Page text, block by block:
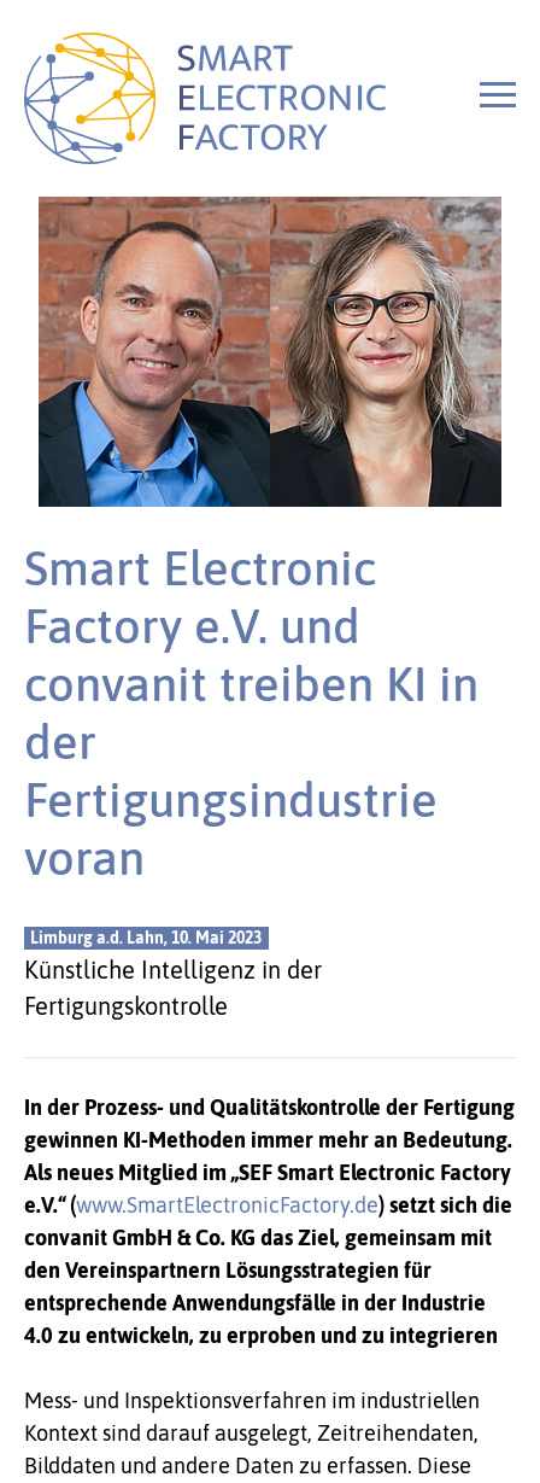
Smart Electronic
Factory e.V. und
convanit treiben KI in
der
Fertigungsindustrie
voran
Limburg a.d. Lahn, 10. Mai 2023
Künstliche Intelligenz in der
Fertigungskontrolle
In der Prozess- und Qualitätskontrolle der Fertigung
gewinnen KI-Methoden immer mehr an Bedeutung.
Als neues Mitglied im „SEF Smart Electronic Factory
e.V.“ (www.SmartElectronicFactory.de) setzt sich die
convanit GmbH & Co. KG das Ziel, gemeinsam mit
den Vereinspartnern Lösungsstrategien für
entsprechende Anwendungsfälle in der Industrie
4.0 zu entwickeln, zu erproben und zu integrieren
Mess- und Inspektionsverfahren im industriellen
Kontext sind darauf ausgelegt, Zeitreihendaten,
Bilddaten und andere Daten zu erfassen. Diese